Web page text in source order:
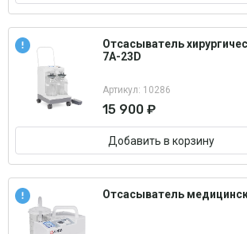
Отсасыватель
7А-23D
Артикул: 10286
15 900 ₽
Добавить в корзину
Отсасыватель